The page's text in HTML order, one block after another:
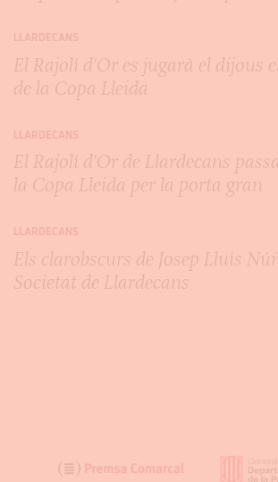
LLARDECANS
El Rajolí d'Or es jugarà el dijous
de la Copa Lleida
LLARDECANS
El Rajolí d'Or de Llardecans
la Copa Lleida per la porta gran
LLARDECANS
Els clarobscurs de Josep Lluís
Societat de Llardecans